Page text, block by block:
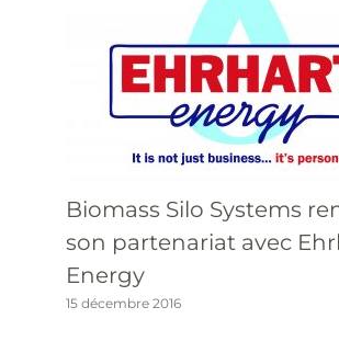
Biomass Silo Systems
son partenariat avec
Energy
15 décembre 2016